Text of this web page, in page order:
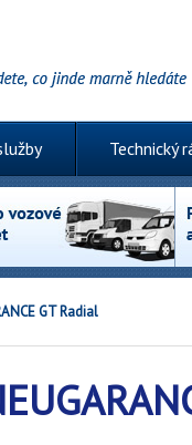
Technický
GT Radial